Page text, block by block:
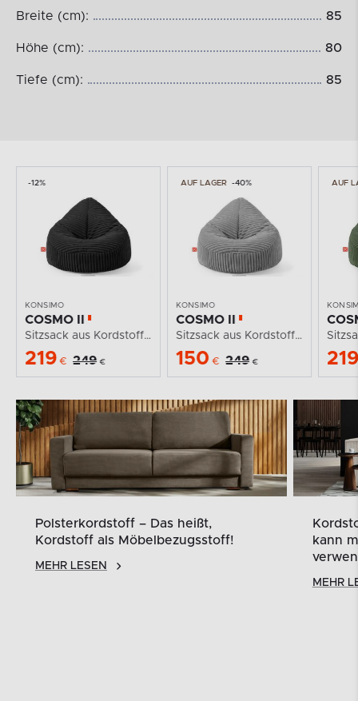
Breite (cm): 85
Höhe (cm): 80
Tiefe (cm): 85
-12%
KONSIMO
COSMO II
Sitzsack aus Kordstoff schwarz
219 € 249 €
AUF LAGER -40%
KONSIMO
COSMO II
Sitzsack aus Kordstoff dunkelgrau
150 € 249 €
AUF
Polsterkordstoff – Das heißt,
Kordstoff als Möbelbezugsstoff!
MEHR LESEN
Kordstoff
kann man
MEHR